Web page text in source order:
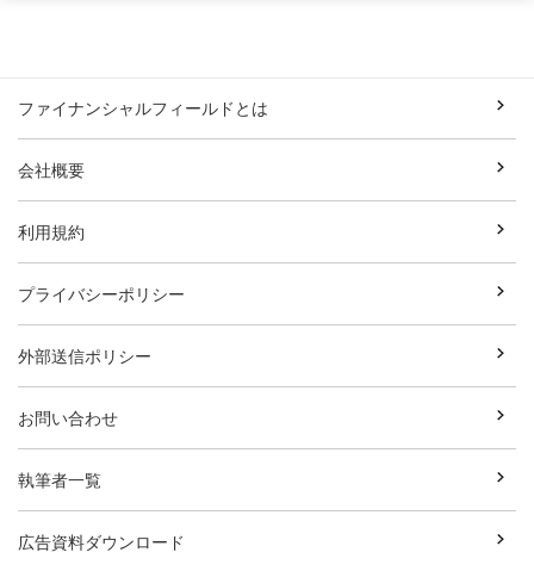
ファイナンシャルフィールドとは
会社概要
利用規約
プライバシーポリシー
外部送信ポリシー
お問い合わせ
執筆者一覧
広告資料ダウンロード